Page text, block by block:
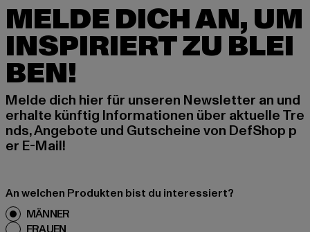
MELDE DICH AN, UM
INSPIRIERT ZU BLEI
BEN!
Melde dich hier für unseren Newsletter an und
erhalte künftig Informationen über aktuelle Tre
nds, Angebote und Gutscheine von DefShop p
er E-Mail!
An welchen Produkten bist du interessiert?
MÄNNER